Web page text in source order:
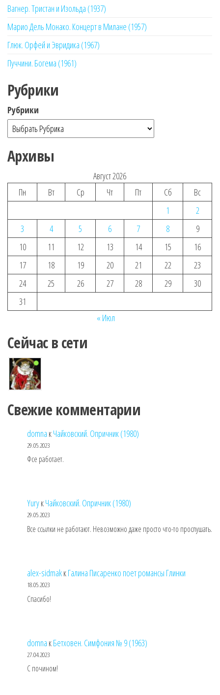
Вагнер. Тристан и Изольда (1937)
Марио Дель Монако. Концерт в Милане (1957)
Глюк. Орфей и Эвридика (1967)
Пуччини. Богема (1961)
Рубрики
Рубрики
Архивы
Август 2026
Пн
Вт Ср Чт Пт Сб
Вс
1
2
3
4 5 6 7 8
9
10
11 12 13 14 15
16
17
18 19 20 21 22
23
24
25 26 27 28 29
30
31
« Июл
Сейчас в сети
Свежие комментарии
domna кЧайковский. Опричник (1980)
29.05.2023
Фсе работает.
YuryкЧайковский. Опричник (1980)
29.05.2023
Все ссылки не работают. Невозможно даже просто что-то прослушать.
alex-sidmakкГалина Писаренко поет романсы Глинки
18.05.2023
Спасибо!
domna кБетховен. Симфония № 9 (1963)
27.04.2023
С почином!